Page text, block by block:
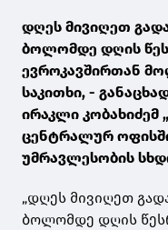
დღეს მივიღეთ
ბოლომდე დღის
ევროკავშირთან
საკითხი, -
ირაკლი კობახიძემ
ცენტრალურ
უმრავლესობის
„დღეს მივიღეთ
ბოლომდე დღის